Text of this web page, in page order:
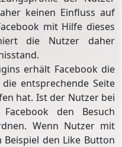
keinen Einfluss auf
mit Hilfe dieses
die Nutzer daher
erhält Facebook die
entsprechende Seite
hat. Ist der Nutzer bei
den Besuch
Wenn Nutzer mit
den Like Button